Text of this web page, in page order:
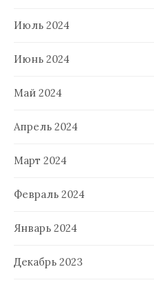
Июль 2024
Июнь 2024
Май 2024
Апрель 2024
Март 2024
Февраль 2024
Январь 2024
Декабрь 2023